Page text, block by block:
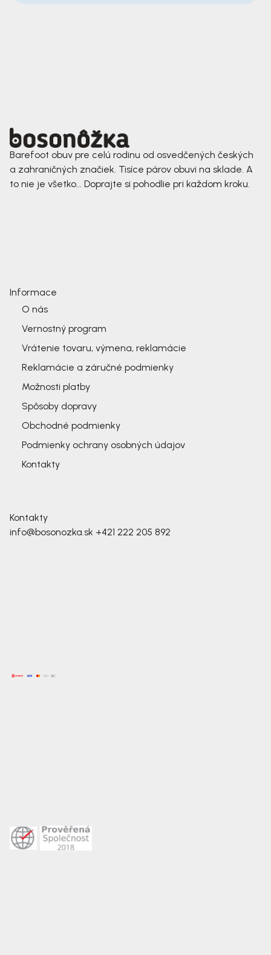
Barefoot obuv pre celú rodinu od osvedčených českých
a zahraničných značiek. Tisíce párov obuvi na sklade. A
to nie je všetko... Doprajte si pohodlie pri každom kroku.
Informace
O nás
Vernostný program
Vrátenie tovaru, výmena, reklamácie
Reklamácie a záručné podmienky
Možnosti platby
Spôsoby dopravy
Obchodné podmienky
Podmienky ochrany osobných údajov
Kontakty
Kontakty
info@bosonozka.sk +421 222 205 892